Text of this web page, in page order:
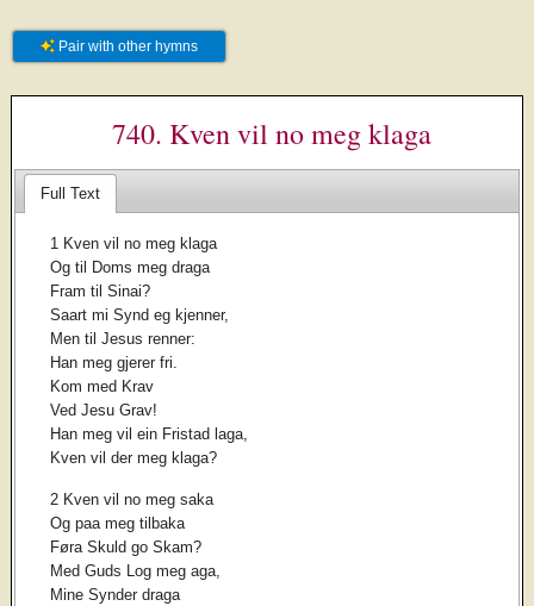
Pair with other hymns
740. Kven vil no meg klaga
Full Text
1 Kven vil no meg klaga
Og til Doms meg draga
Fram til Sinai?
Saart mi Synd eg kjenner,
Men til Jesus renner:
Han meg gjerer fri.
Kom med Krav
Ved Jesu Grav!
Han meg vil ein Fristad laga,
Kven vil der meg klaga?
2 Kven vil no meg saka
Og paa meg tilbaka
Føra Skuld go Skam?
Med Guds Log meg aga,
Mine Synder draga